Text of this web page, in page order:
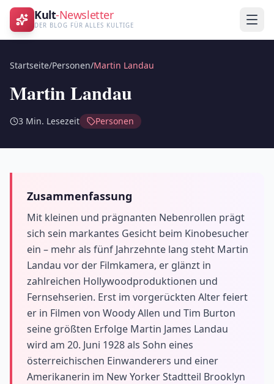
Kult-Newsletter
DER BLOG FÜR ALLES KULTIGE
Startseite/Personen/Martin Landau
Martin Landau
3 Min. Lesezeit Personen
Zusammenfassung
Mit kleinen und prägnanten Nebenrollen prägt
sich sein markantes Gesicht beim Kinobesucher
ein – mehr als fünf Jahrzehnte lang steht Martin
Landau vor der Filmkamera, er glänzt in
zahlreichen Hollywoodproduktionen und
Fernsehserien. Erst im vorgerückten Alter feiert
er in Filmen von Woody Allen und Tim Burton
seine größten Erfolge Martin James Landau
wird am 20. Juni 1928 als Sohn eines
österreichischen Einwanderers und einer
Amerikanerin im New Yorker Stadtteil Brooklyn